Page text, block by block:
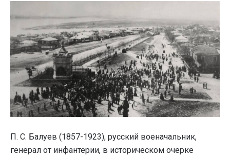
П. С. Балуев (1857-1923), русский военачальник,
генерал от инфантерии, в историческом очерке